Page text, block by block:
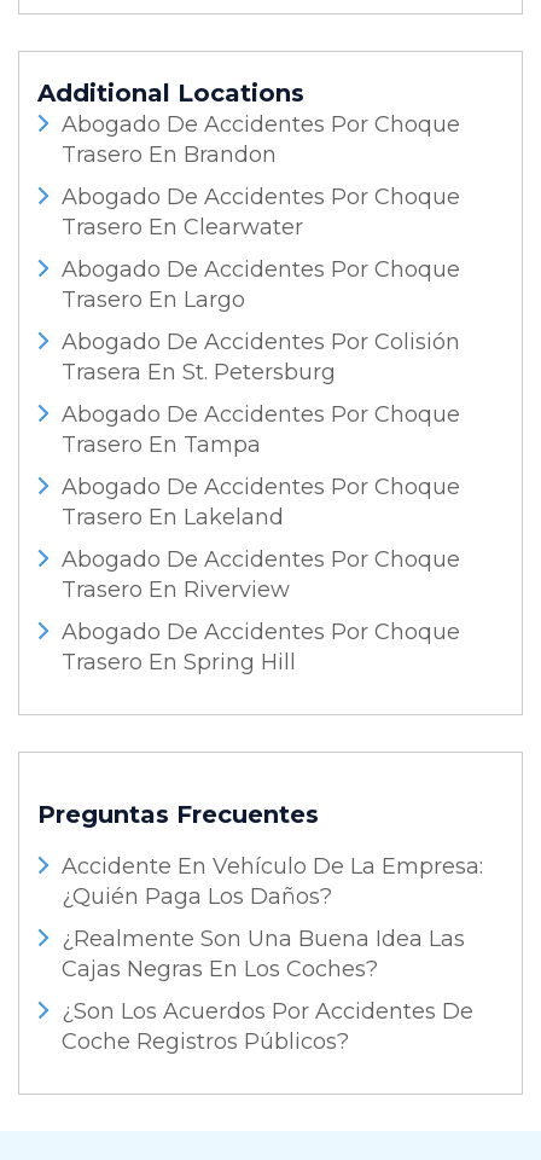
Additional Locations
Abogado De Accidentes Por Choque
Trasero En Brandon
Abogado De Accidentes Por Choque
Trasero En Clearwater
Abogado De Accidentes Por Choque
Trasero En Largo
Abogado De Accidentes Por Colisión
Trasera En St. Petersburg
Abogado De Accidentes Por Choque
Trasero En Tampa
Abogado De Accidentes Por Choque
Trasero En Lakeland
Abogado De Accidentes Por Choque
Trasero En Riverview
Abogado De Accidentes Por Choque
Trasero En Spring Hill
Preguntas Frecuentes
Accidente En Vehículo De La Empresa:
¿Quién Paga Los Daños?
¿Realmente Son Una Buena Idea Las
Cajas Negras En Los Coches?
¿Son Los Acuerdos Por Accidentes De
Coche Registros Públicos?